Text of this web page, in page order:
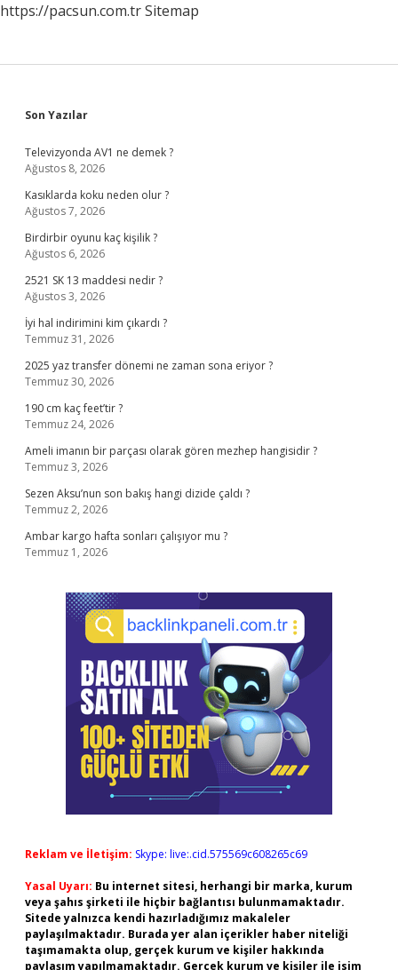
https://pacsun.com.trSitemap
Sidebar
Son Yazılar
Televizyonda AV1 ne demek ?
Ağustos 8, 2026
Kasıklarda koku neden olur ?
Ağustos 7, 2026
Birdirbir oyunu kaç kişilik ?
Ağustos 6, 2026
2521 SK 13 maddesi nedir ?
Ağustos 3, 2026
İyi hal indirimini kim çıkardı ?
Temmuz 31, 2026
2025 yaz transfer dönemi ne zaman sona eriyor ?
Temmuz 30, 2026
190 cm kaç feet’tir ?
Temmuz 24, 2026
Ameli imanın bir parçası olarak gören mezhep hangisidir ?
Temmuz 3, 2026
Sezen Aksu’nun son bakış hangi dizide çaldı ?
Temmuz 2, 2026
Ambar kargo hafta sonları çalışıyor mu ?
Temmuz 1, 2026
Reklam ve İletişim: Skype: live:.cid.575569c608265c69
Yasal Uyarı: Bu internet sitesi, herhangi bir marka, kurum
veya şahıs şirketi ile hiçbir bağlantısı bulunmamaktadır.
Sitede yalnızca kendi hazırladığımız makaleler
paylaşılmaktadır. Burada yer alan içerikler haber niteliği
taşımamakta olup, gerçek kurum ve kişiler hakkında
paylaşım yapılmamaktadır. Gerçek kurum ve kişiler ile isim